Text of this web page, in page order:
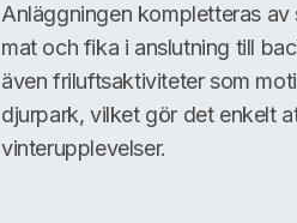
Anläggningen kompletteras
mat och fika i anslutning till
även friluftsaktiviteter som
djurpark, vilket gör det enkelt
vinterupplevelser.